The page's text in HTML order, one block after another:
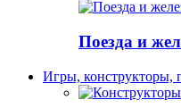
Поезда и
Игры, конструкторы,